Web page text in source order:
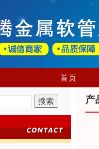
首页
产